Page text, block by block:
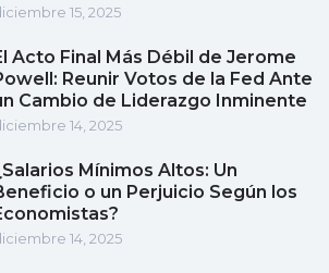
15, 2025
Acto Final Más Débil de Jerome
Reunir Votos de la Fed Ante
Cambio de Liderazgo Inminente
14, 2025
Mínimos Altos: Un
o un Perjuicio Según los
14, 2025